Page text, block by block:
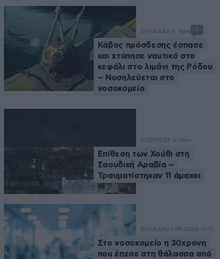
ΕΛΛΑΔΑ2 ω. πριν 1
Κάβος πρόσδεσης έσπασε
και χτύπησε ναυτικό στο
κεφάλι στο λιμάνι της Ρόδου
– Νοσηλεύεται στο
νοσοκομείο
ΚΟΣΜΟΣ3 ω. πριν
Επίθεση των Χούθι στη
Σαουδική Αραβία –
Τραυματίστηκαν 11 άμαχοι
ΕΛΛΑΔΑ07·08·2026 01:11
Στο νοσοκομείο η 30χρονη
που έπεσε στη θάλασσα από